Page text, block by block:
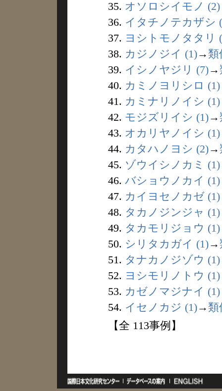
35. オソロシイモノ (2)
36. イタチノテカザシ
37. ヨシトモノタタリ
38. カジノジイ (1)→ 類
39. イシノヤジリ (7)→
40. カミノヨリシロ (1)
41. カミナリノイシ (1)
42. モジズリイシ (1)→
43. オカリヤノイシ (1)
44. カタハノヨシ (2)→
45. ゾウイシノカミ (1)
46. バショウノカイ (1)
47. カイヨセノカゼ (1)
48. タカノジンジャ (1)
49. タカモリジョウ (1)
50. シリタカガイ (1)→
51. タナカノジゾウ (1)
52. ヨシモリノトウ (1)
53. カゼノマジナイ (1)
54. イセノカジ (1)→ 類
【全 113事例】